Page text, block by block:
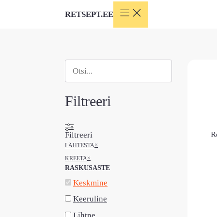
RETSEPT.EE
When autocomplete results are available
Filtreeri
Filtreeri
LÄHTESTA×
KREETA×
RASKUSASTE
Keskmine
Keeruline
Lihtne